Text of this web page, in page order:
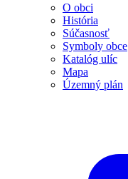
O obci
História
Súčasnosť
Symboly obce
Katalóg ulíc
Mapa
Územný plán